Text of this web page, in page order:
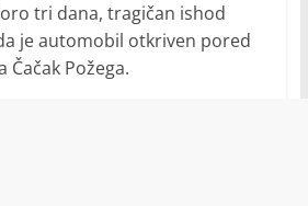
tri dana, tragičan ishod
je automobil otkriven pored
Požega.